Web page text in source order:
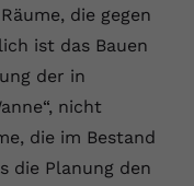
die gegen
ist das Bauen
der in
nicht
die im Bestand
die Planung den